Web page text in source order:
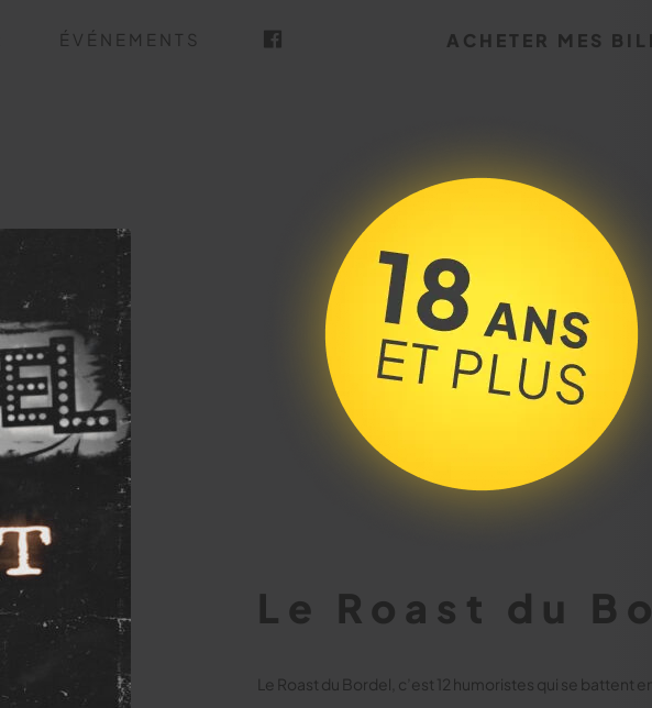
ÉVÉNEMENTS ACHETER MES
Le Roast du
Le Roast du Bordel, c’est 12 humoristes qui se battent